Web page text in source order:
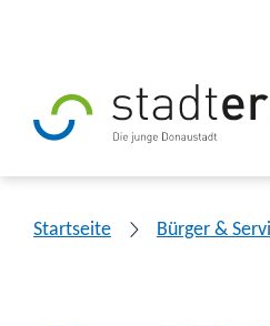
Startseite Bürger &